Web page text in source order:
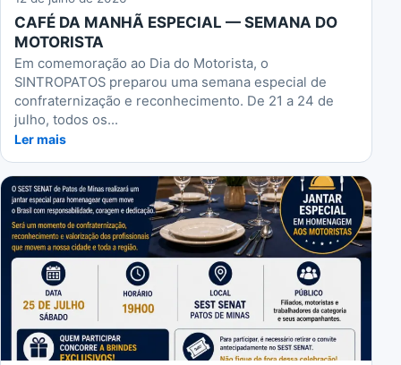
CAFÉ DA MANHÃ ESPECIAL — SEMANA DO
MOTORISTA
Em comemoração ao Dia do Motorista, o
SINTROPATOS preparou uma semana especial de
confraternização e reconhecimento. De 21 a 24 de
julho, todos os...
Ler mais